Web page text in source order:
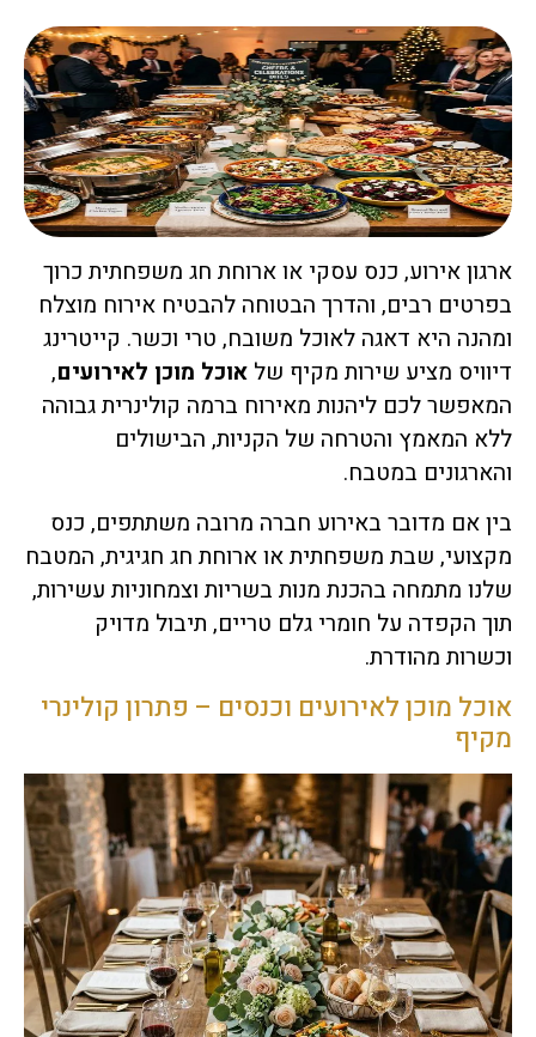
ארגון אירוע, כנס עסקי או ארוחת חג משפחתית כרוך
בפרטים רבים, והדרך הבטוחה להבטיח אירוח מוצלח
ומהנה היא דאגה לאוכל משובח, טרי וכשר. קייטרינג
דיוויס מציע שירות מקיף של אוכל מוכן לאירועים,
המאפשר לכם ליהנות מאירוח ברמה קולינרית גבוהה
ללא המאמץ והטרחה של הקניות, הבישולים
והארגונים במטבח.
בין אם מדובר באירוע חברה מרובה משתתפים, כנס
מקצועי, שבת משפחתית או ארוחת חג חגיגית, המטבח
שלנו מתמחה בהכנת מנות בשריות וצמחוניות עשירות,
תוך הקפדה על חומרי גלם טריים, תיבול מדויק
וכשרות מהודרת.
אוכל מוכן לאירועים וכנסים – פתרון קולינרי
מקיף